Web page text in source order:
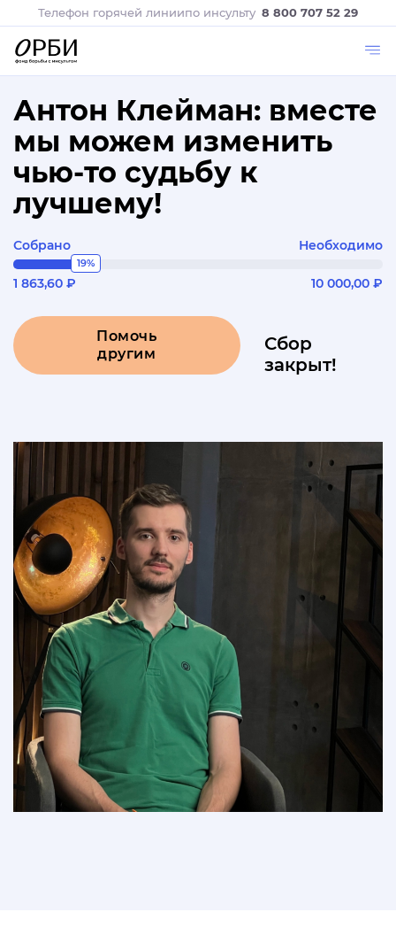
Телефон горячей линиипо инсульту 8 800 707 52 29
Антон Клейман: вместе
мы можем изменить
чью-то судьбу к
лучшему!
Собрано Необходимо
19%
1 863,60 ₽ 10 000,00 ₽
Помочь
другим
Сбор
закрыт!